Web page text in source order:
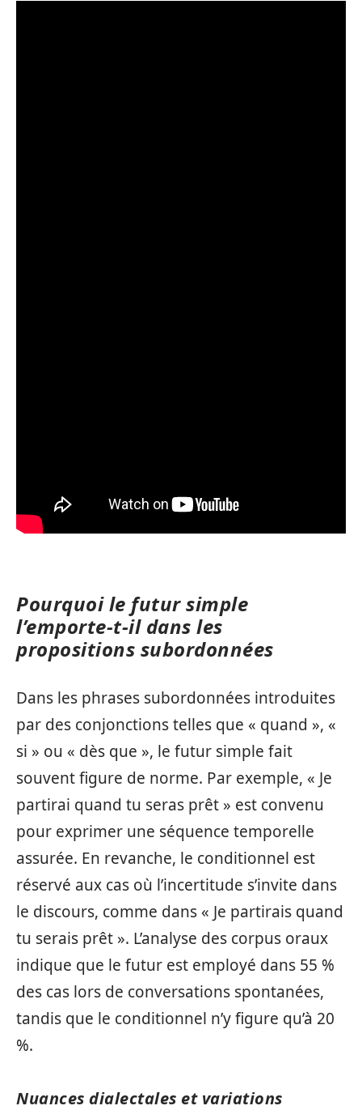
Pourquoi le futur simple
l’emporte-t-il dans les
propositions subordonnées
Dans les phrases subordonnées introduites
par des conjonctions telles que « quand », «
si » ou « dès que », le futur simple fait
souvent figure de norme. Par exemple, « Je
partirai quand tu seras prêt » est convenu
pour exprimer une séquence temporelle
assurée. En revanche, le conditionnel est
réservé aux cas où l’incertitude s’invite dans
le discours, comme dans « Je partirais quand
tu serais prêt ». L’analyse des corpus oraux
indique que le futur est employé dans 55 %
des cas lors de conversations spontanées,
tandis que le conditionnel n’y figure qu’à 20
%.
Nuances dialectales et variations